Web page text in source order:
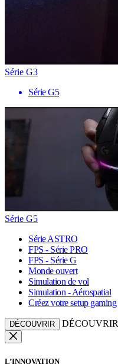
Série G3
Série G5
Série G5
Série ASTRO
FPS - Série PRO
FPS - Série G
Monde ouvert
Simulation de vol
Simulation - Aérospatial
Créez votre setup gaming
DÉCOUVRIR DÉCOUVRIR
L’INNOVATION